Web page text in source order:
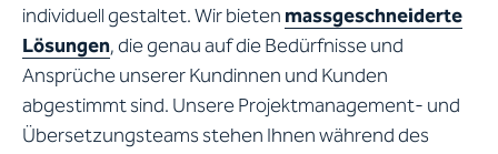
individuell gestaltet. Wir bieten massgeschneiderte
Lösungen, die genau auf die Bedürfnisse und
Ansprüche unserer Kundinnen und Kunden
abgestimmt sind. Unsere Projektmanagement- und
Übersetzungsteams stehen Ihnen während des